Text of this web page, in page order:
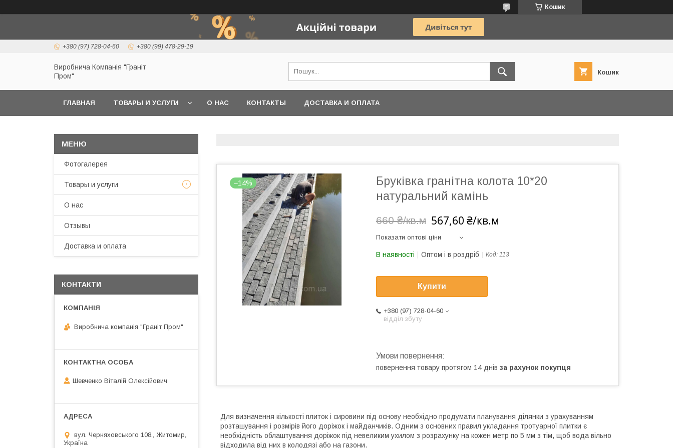
Кошик
+380 (97) 728-04-60 +380 (99) 478-29-19
Виробнича Компанія "Граніт
Пром"
Кошик
ГЛАВНАЯ ТОВАРЫ И УСЛУГИ О НАС КОНТАКТЫ ДОСТАВКА И ОПЛАТА
–14%
Бруківка гранітна колота 10*20
натуральний камінь
660 ₴/кв.м 567,60 ₴/кв.м
Показати оптові ціни
В наявності Оптом і в роздріб Код: 113
Купити
+380 (97) 728-04-60
відділ збуту
повернення товару протягом 14 днів за рахунок покупця
Для визначення кількості плиток і сировини під основу необхідно продумати планування ділянки з урахуванням
розташування і розмірів його доріжок і майданчиків. Одним з основних правил укладання тротуарної плитки є
необхідність облаштування доріжок під невеликим ухилом з розрахунку на кожен метр по 5 мм з тім, щоб вода вільно
відходила від них в колодязі або на газони.
Фотогалерея
Товары и услуги
О нас
Отзывы
Доставка и оплата
КОНТАКТИ
Виробнича компанія "Граніт Пром"
Шевченко Віталій Олексійович
вул. Черняховського 108., Житомир,
Україна